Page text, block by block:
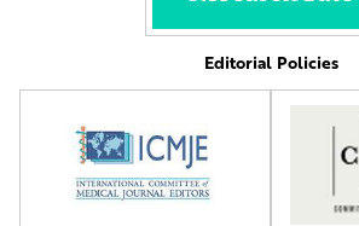
Editorial Policies